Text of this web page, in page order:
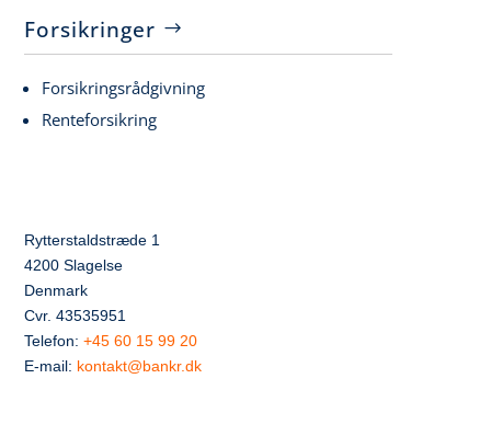
Forsikringer
Forsikringsrådgivning
Renteforsikring
Rytterstaldstræde 1
4200 Slagelse
Denmark
Cvr. 43535951
Telefon:+45 60 15 99 20
E-mail: kontakt@bankr.dk